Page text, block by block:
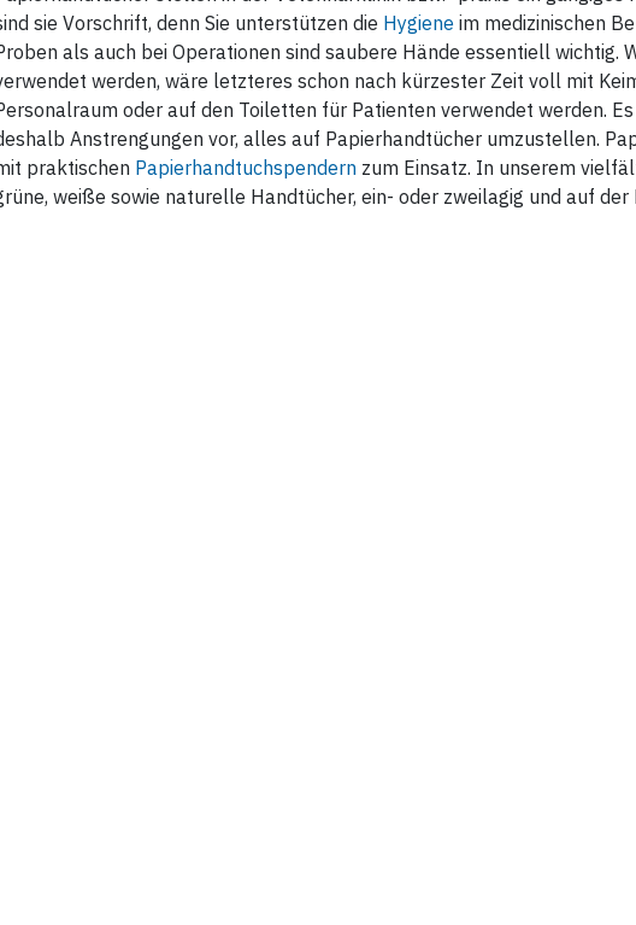
sie Vorschrift, denn Sie unterstützen die Hygiene im medizinischen
als auch bei Operationen sind saubere Hände essentiell wichtig.
werden, wäre letzteres schon nach kürzester Zeit voll mit
oder auf den Toiletten für Patienten verwendet werden.
Anstrengungen vor, alles auf Papierhandtücher umzustellen.
praktischen Papierhandtuchspendern zum Einsatz. In unserem
weiße sowie naturelle Handtücher, ein- oder zweilagig und auf